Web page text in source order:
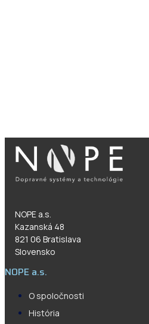
NOPE a.s.
Kazanská 48
821 06 Bratislava
Slovensko
NOPE a.s.
O spoločnosti
História